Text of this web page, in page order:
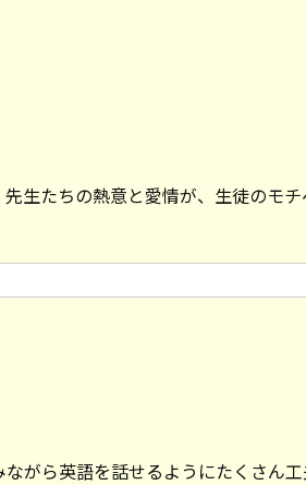
生たちの熱意と愛情が、生徒のモ
がら英語を話せるようにたくさん